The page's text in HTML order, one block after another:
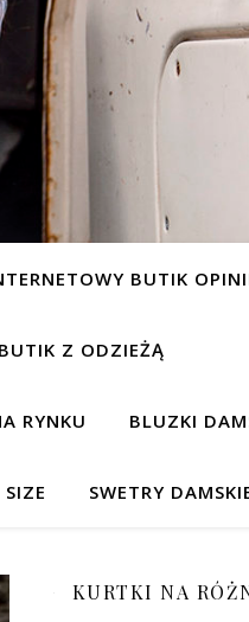
BUTIK
Z ODZIEŻĄ
RYNKU BLUZKI
SWETRY
KURTKI NA